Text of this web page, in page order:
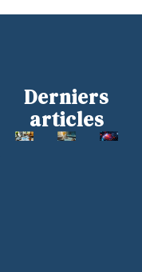
Derniers
articles